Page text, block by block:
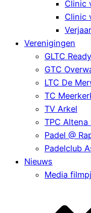
Clinic
Clinic
Verenigingen
GLTC
GTC
LTC De
TC
TV Arkel
TPC Altena
Padel @
Padelclub
Nieuws
Media